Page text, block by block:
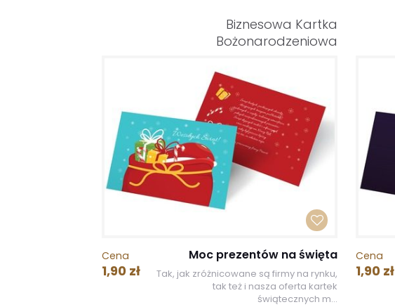
Biznesowa Kartka
Bożonarodzeniowa
Cena
1,90 zł
Moc prezentów na święta
Tak, jak zróżnicowane są firmy na rynku,
tak też i nasza oferta kartek
świątecznych m...
Cena
1,90 zł